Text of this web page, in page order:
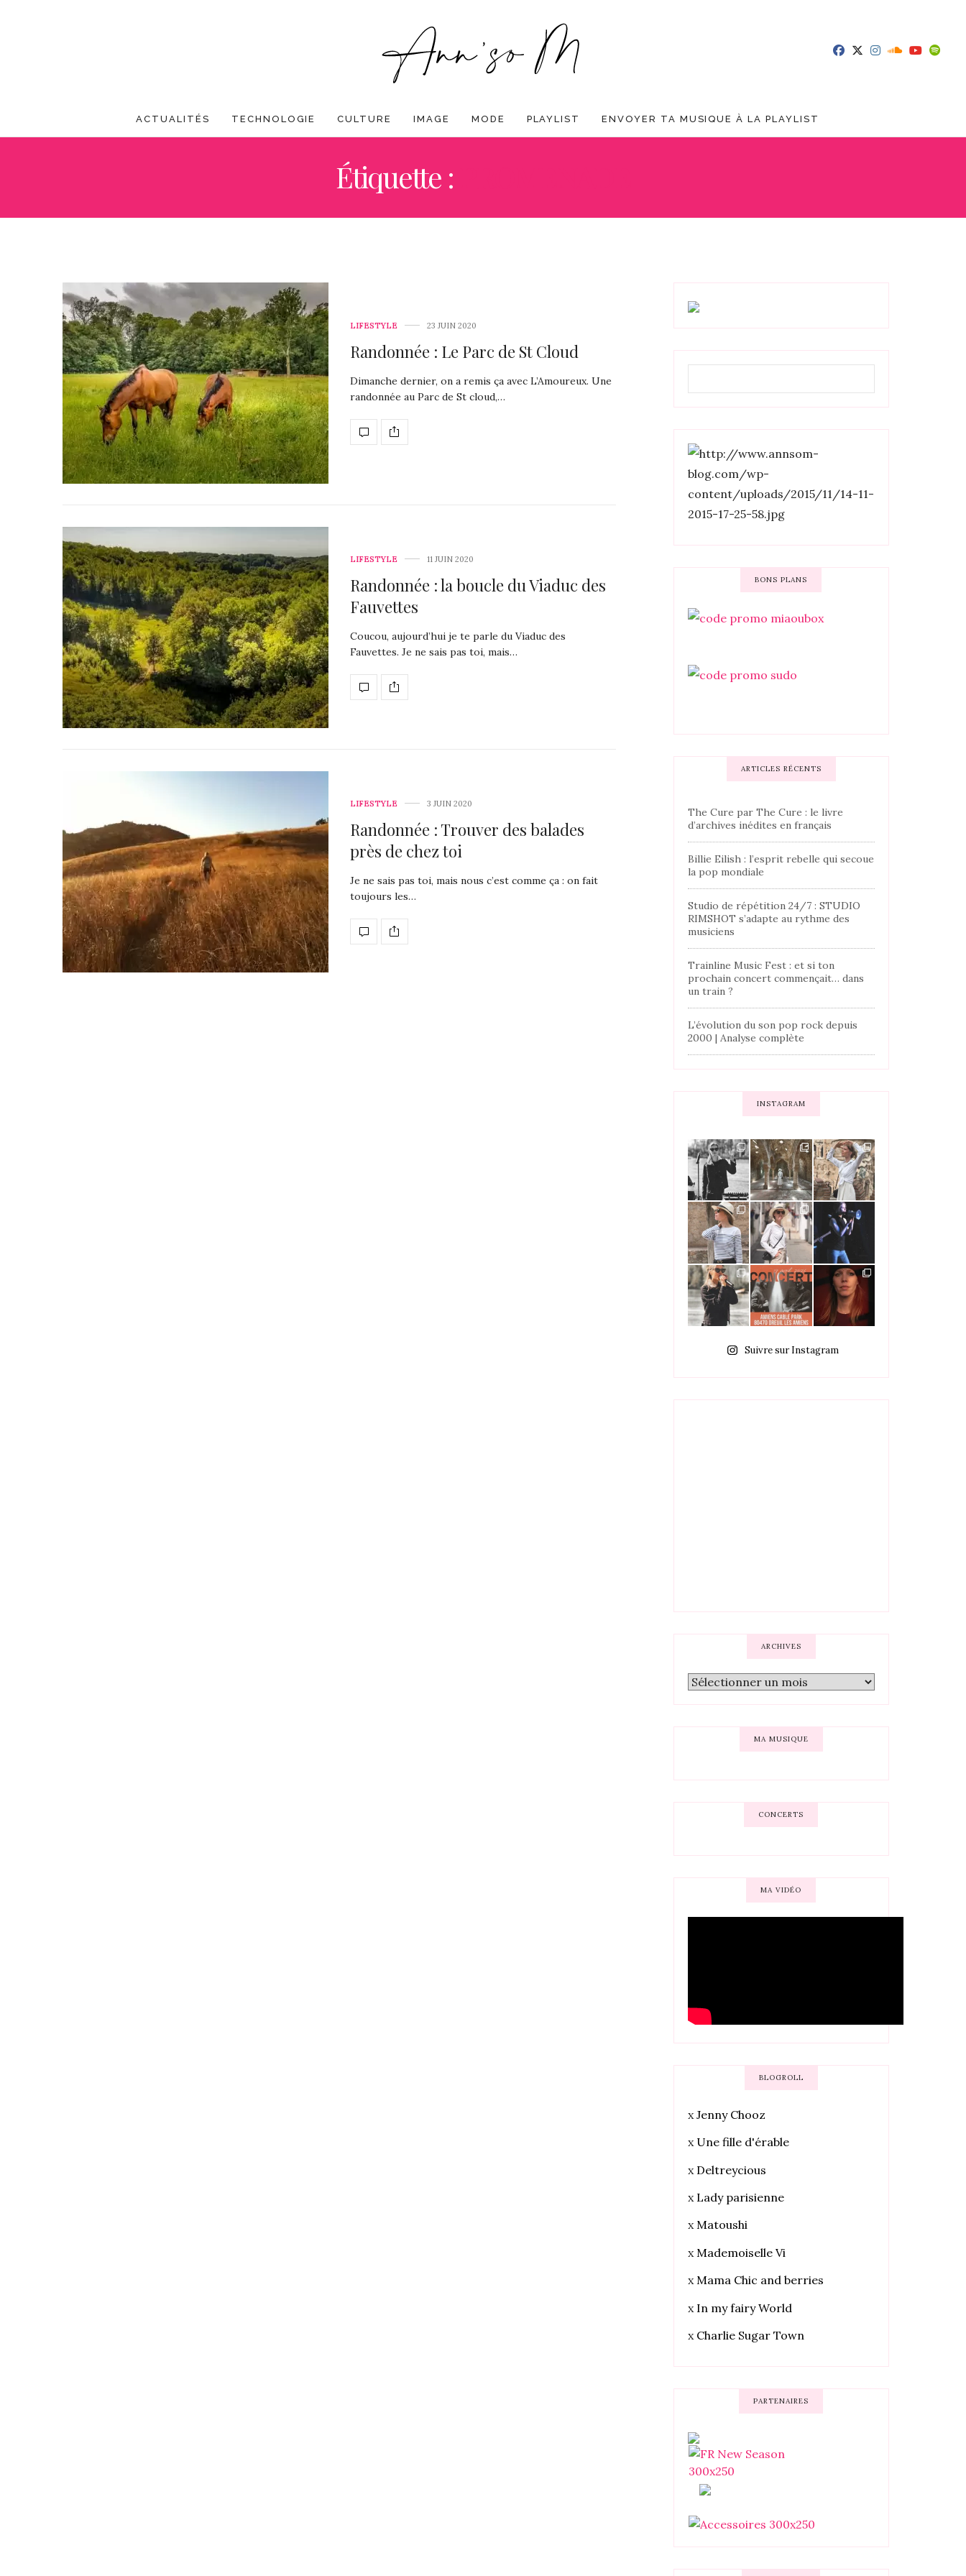
ACTUALITÉS TECHNOLOGIE CULTURE IMAGE MODE PLAYLIST ENVOYER TA MUSIQUE À LA PLAYLIST
Étiquette :
LIFESTYLE 23 JUIN 2020
Randonnée : Le Parc de St Cloud
Dimanche dernier, on a remis ça avec L’Amoureux. Une
randonnée au Parc de St cloud,…
LIFESTYLE 11 JUIN 2020
Randonnée : la boucle du Viaduc des
Fauvettes
Coucou, aujourd’hui je te parle du Viaduc des
Fauvettes. Je ne sais pas toi, mais…
LIFESTYLE 3 JUIN 2020
Randonnée : Trouver des balades
près de chez toi
Je ne sais pas toi, mais nous c’est comme ça : on fait
toujours les…
BONS PLANS
ARTICLES RÉCENTS
The Cure par The Cure : le livre
d’archives inédites en français
Billie Eilish : l’esprit rebelle qui secoue
la pop mondiale
Studio de répétition 24/7 : STUDIO
RIMSHOT s’adapte au rythme des
musiciens
Trainline Music Fest : et si ton
prochain concert commençait… dans
un train ?
L’évolution du son pop rock depuis
2000 | Analyse complète
INSTAGRAM
Suivre sur Instagram
ARCHIVES
MA MUSIQUE
CONCERTS
MA VIDÉO
BLOGROLL
x Jenny Chooz
x Une fille d'érable
x Deltreycious
x Lady parisienne
xMatoushi
x Mademoiselle Vi
xMama Chic and berries
x In my fairy World
x Charlie Sugar Town
PARTENAIRES